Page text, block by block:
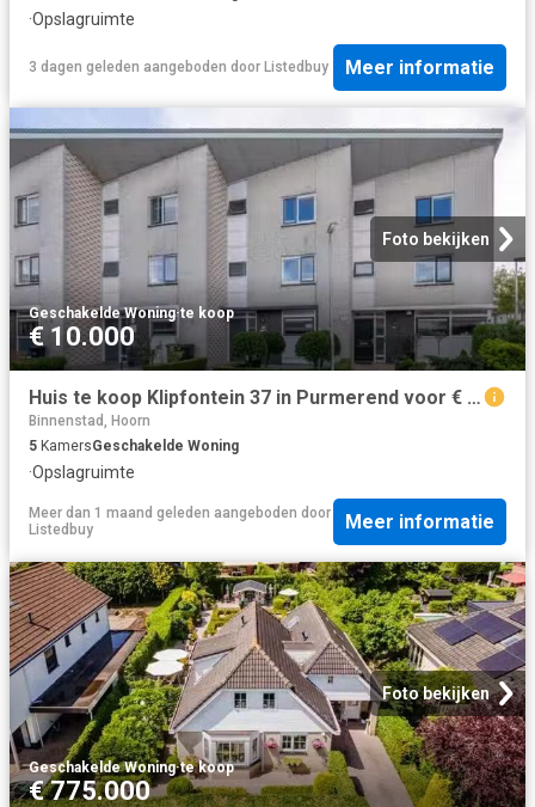
·Opslagruimte
3 dagen geleden aangeboden door Listedbuy Meer informatie
Foto bekijken
Geschakelde Woning·te koop
€ 10.000
Huis te koop Klipfontein 37 in Purmerend voor € 515.000
Binnenstad, Hoorn
5 KamersGeschakelde Woning
·Opslagruimte
Meer dan 1 maand geleden aangeboden door
Listedbuy
Meer informatie
Foto bekijken
Geschakelde Woning·te koop
€ 775.000